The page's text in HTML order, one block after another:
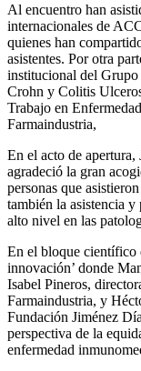
Al encuentro han
internacionales de
quienes han
asistentes. Por otra
institucional del Grupo
Crohn y Colitis
Trabajo en
Farmaindustria,
En el acto de
agradeció la gran
personas que
también la asistencia y
alto nivel en las
En el bloque científico
innovación’ donde
Isabel Pineros,
Farmaindustria, y
Fundación Jiménez
perspectiva de la
enfermedad